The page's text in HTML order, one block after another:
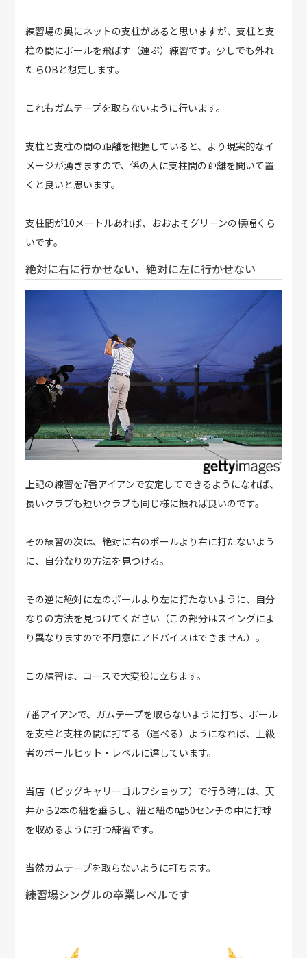
練習場の奥にネットの支柱があると思いますが、支柱と支
柱の間にボールを飛ばす（運ぶ）練習です。少しでも外れ
たらOBと想定します。
これもガムテープを取らないように行います。
支柱と支柱の間の距離を把握していると、より現実的なイ
メージが湧きますので、係の人に支柱間の距離を聞いて置
くと良いと思います。
支柱間が10メートルあれば、おおよそグリーンの横幅くら
いです。
絶対に右に行かせない、絶対に左に行かせない
上記の練習を7番アイアンで安定してできるようになれば、
長いクラブも短いクラブも同じ様に振れば良いのです。
その練習の次は、絶対に右のポールより右に打たないよう
に、自分なりの方法を見つける。
その逆に絶対に左のポールより左に打たないように、自分
なりの方法を見つけてください（この部分はスイングによ
り異なりますので不用意にアドバイスはできません）。
この練習は、コースで大変役に立ちます。
7番アイアンで、ガムテープを取らないように打ち、ボール
を支柱と支柱の間に打てる（運べる）ようになれば、上級
者のボールヒット・レベルに達しています。
当店（ビッグキャリーゴルフショップ）で行う時には、天
井から2本の紐を垂らし、紐と紐の幅50センチの中に打球
を収めるように打つ練習です。
当然ガムテープを取らないように打ちます。
練習場シングルの卒業レベルです